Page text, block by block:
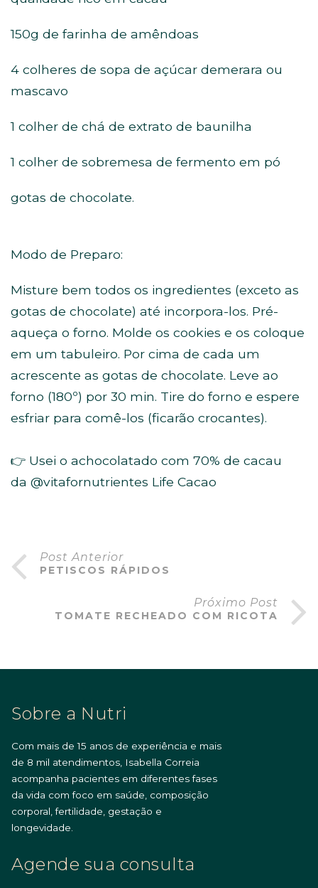
150g de farinha de amêndoas
4 colheres de sopa de açúcar demerara ou
mascavo
1 colher de chá de extrato de baunilha
1 colher de sobremesa de fermento em pó
gotas de chocolate.⁣
Modo de Preparo:
Misture bem todos os ingredientes (exceto as
gotas de chocolate) até incorpora-los. Pré-
aqueça o forno. Molde os cookies e os coloque
em um tabuleiro. Por cima de cada um
acrescente as gotas de chocolate. Leve ao
forno (180º) por 30 min. Tire do forno e espere
esfriar para comê-los (ficarão crocantes). ⁣
👉 Usei o achocolatado com 70% de cacau
da @vitafornutrientes Life Cacao⁣
Post Anterior
PETISCOS RÁPIDOS
Próximo Post
TOMATE RECHEADO COM RICOTA
Sobre a Nutri
Com mais de 15 anos de experiência e mais
de 8 mil atendimentos, Isabella Correia
acompanha pacientes em diferentes fases
da vida com foco em saúde, composição
corporal, fertilidade, gestação e
longevidade.
Agende sua consulta